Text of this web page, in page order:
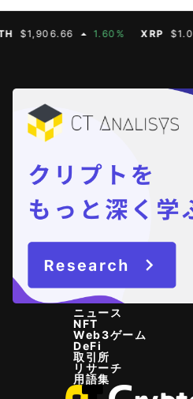
1.60% XRP $1.05
ニュース
NFT
Web3ゲーム
DeFi
取引所
リサーチ
用語集